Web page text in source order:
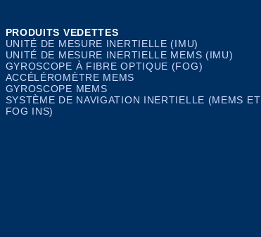
PRODUITS VEDETTES
UNITÉ DE MESURE INERTIELLE (IMU)
UNITÉ DE MESURE INERTIELLE MEMS (IMU)
GYROSCOPE À FIBRE OPTIQUE (FOG)
ACCÉLÉROMÈTRE MEMS
GYROSCOPE MEMS
SYSTÈME DE NAVIGATION INERTIELLE (MEMS ET
FOG INS)